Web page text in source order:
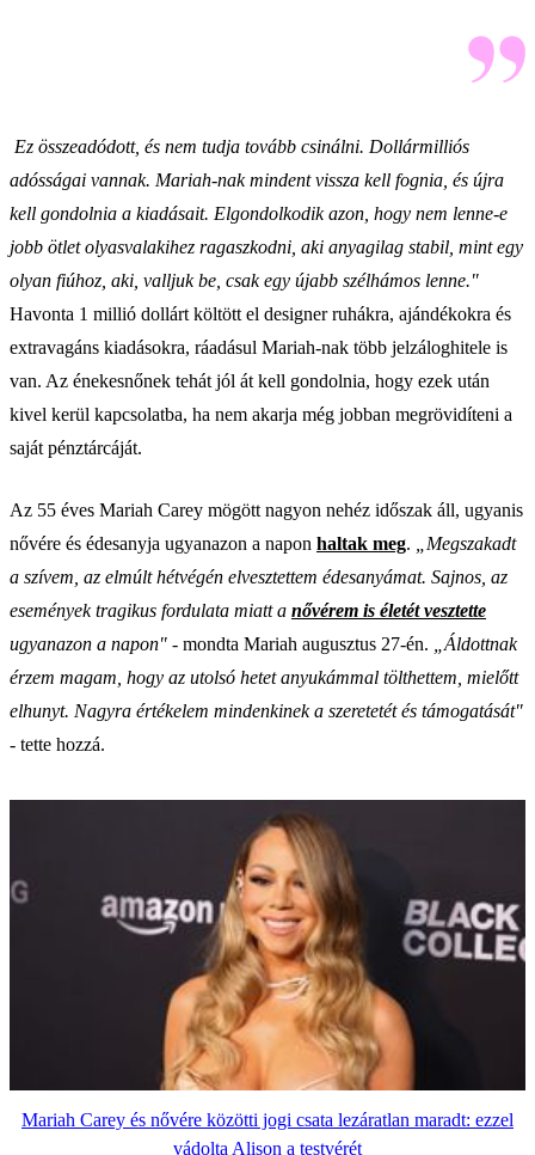
Ez összeadódott, és nem tudja tovább csinálni. Dollármilliós
adósságai vannak. Mariah-nak mindent vissza kell fognia, és újra
kell gondolnia a kiadásait. Elgondolkodik azon, hogy nem lenne-e
jobb ötlet olyasvalakihez ragaszkodni, aki anyagilag stabil, mint egy
olyan fiúhoz, aki, valljuk be, csak egy újabb szélhámos lenne."
Havonta 1 millió dollárt költött el designer ruhákra, ajándékokra és
extravagáns kiadásokra, ráadásul Mariah-nak több jelzáloghitele is
van. Az énekesnőnek tehát jól át kell gondolnia, hogy ezek után
kivel kerül kapcsolatba, ha nem akarja még jobban megrövidíteni a
saját pénztárcáját.
Az 55 éves Mariah Carey mögött nagyon nehéz időszak áll, ugyanis
nővére és édesanyja ugyanazon a napon haltak meg.
„Megszakadt
a szívem, az elmúlt hétvégén elvesztettem édesanyámat. Sajnos, az
események tragikus fordulata miatt a nővérem is életét vesztette
ugyanazon a napon" - mondta Mariah augusztus 27-én.
„Áldottnak
érzem magam, hogy az utolsó hetet anyukámmal tölthettem, mielőtt
elhunyt. Nagyra értékelem mindenkinek a szeretetét és támogatását"
- tette hozzá.
Mariah Carey és nővére közötti jogi csata lezáratlan maradt: ezzel
vádolta Alison a testvérét